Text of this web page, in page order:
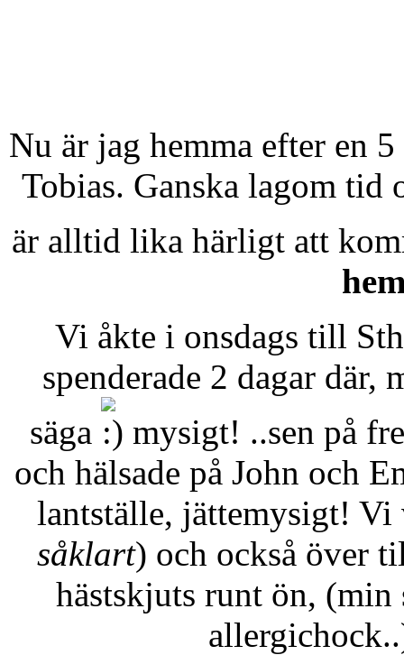
Nu är jag hemma efter en
Tobias. Ganska lagom tid
är alltid lika härligt att
Vi åkte i onsdags till
spenderade 2 dagar där,
säga
mysigt! ..sen på
och hälsade på John och
lantställe, jättemysigt! Vi
såklart) och också över
hästskjuts runt ön,